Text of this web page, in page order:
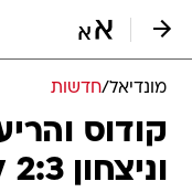
מונדיאל/חדשות
קודוס